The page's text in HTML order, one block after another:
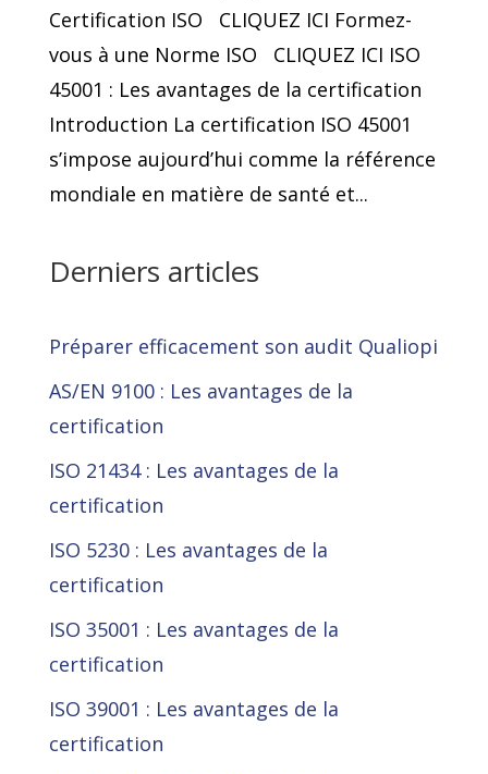
Certification ISO CLIQUEZ ICI Formez-
vous à une Norme ISO CLIQUEZ ICI ISO
45001 : Les avantages de la certification
Introduction La certification ISO 45001
s’impose aujourd’hui comme la référence
mondiale en matière de santé et...
Derniers articles
Préparer efficacement son audit Qualiopi
AS/EN 9100 : Les avantages de la
certification
ISO 21434 : Les avantages de la
certification
ISO 5230 : Les avantages de la
certification
ISO 35001 : Les avantages de la
certification
ISO 39001 : Les avantages de la
certification